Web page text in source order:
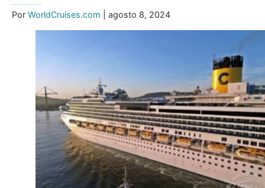
Por WorldCruises.com | agosto 8, 2024